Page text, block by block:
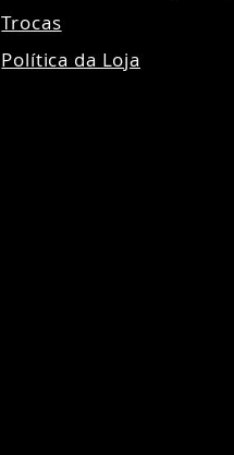
Trocas
Política da Loja